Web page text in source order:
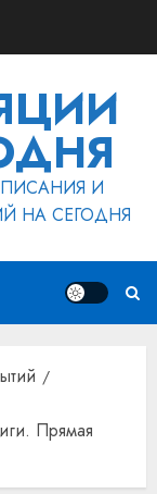
И
НА СЕГОДНЯ
Прямая